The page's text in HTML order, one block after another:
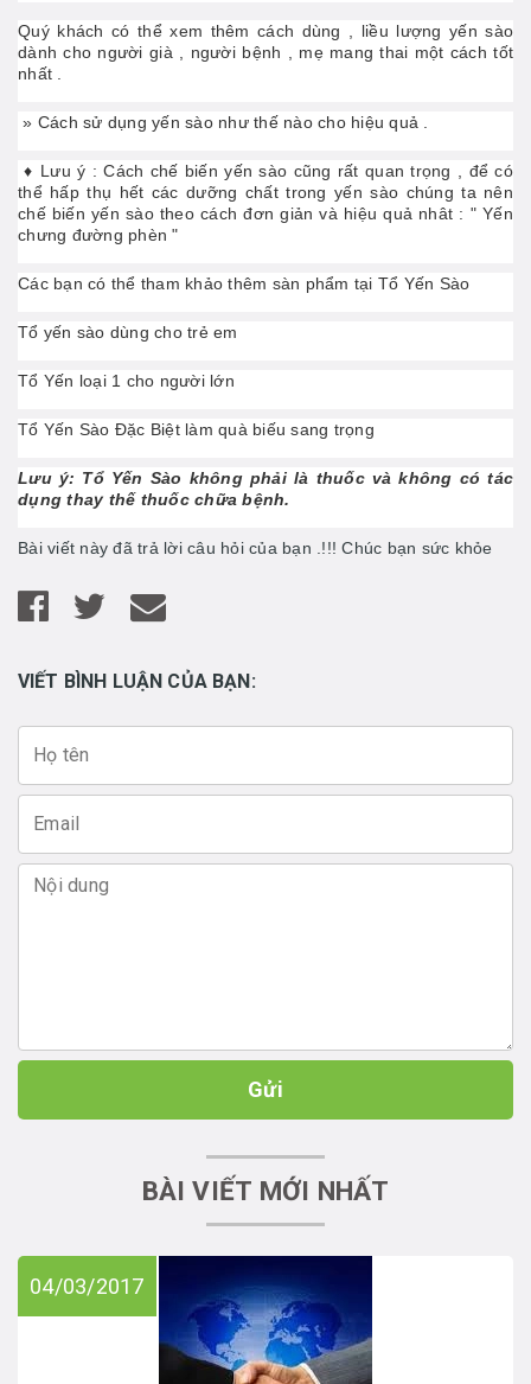
Quý khách có thể xem thêm cách dùng , liều lượng yến sào
dành cho người già , người bệnh , mẹ mang thai một cách tốt
nhất .
» Cách sử dụng yến sào như thế nào cho hiệu quả
♦ Lưu ý : Cách chế biến yến sào cũng rất quan trọng , để có
thể hấp thụ hết các dưỡng chất trong yến sào chúng ta nên
chế biến yến sào theo cách đơn giản và hiệu quả nhât : " Yến
chưng đường phèn "
Các bạn có thể tham khảo thêm sàn phẩm tại Tổ Yến Sào
Tổ yến sào dùng cho trẻ em
Tổ Yến loại 1 cho người lớn
Tổ Yến Sào Đặc Biệt làm quà biếu sang trọng
Lưu ý: Tổ Yến Sào không phải là thuốc và không có tác
dụng thay thế thuốc chữa bệnh.
Bài viết này đã trả lời câu hỏi của bạn .!!! Chúc bạn sức khỏe
VIẾT BÌNH LUẬN CỦA BẠN:
Gửi
BÀI VIẾT MỚI NHẤT
04/03/2017